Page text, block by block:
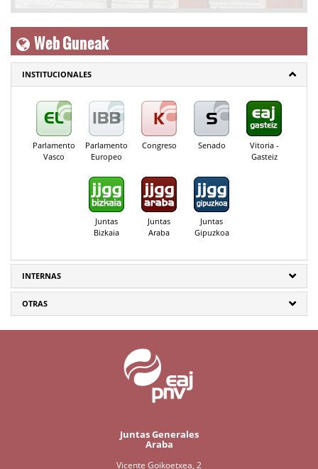
Web Guneak
INSTITUCIONALES
Parlamento
Vasco
Parlamento
Europeo
Congreso Senado
Vitoria -
Gasteiz
Juntas
Bizkaia
Juntas
Araba
Juntas
Gipuzkoa
INTERNAS
OTRAS
Juntas Generales
Araba
Vicente Goikoetxea, 2